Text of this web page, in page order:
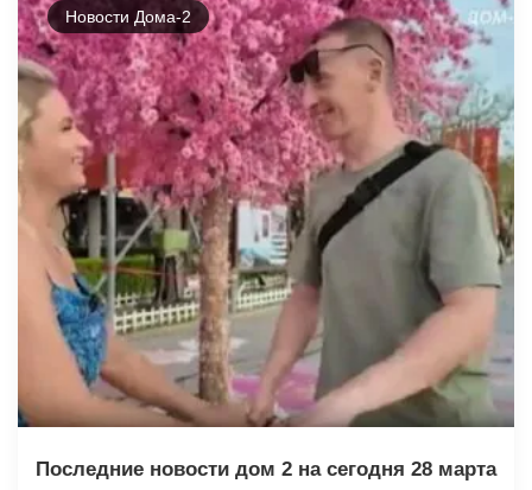
Новости Дома-2
Последние новости дом 2 на сегодня 28 марта